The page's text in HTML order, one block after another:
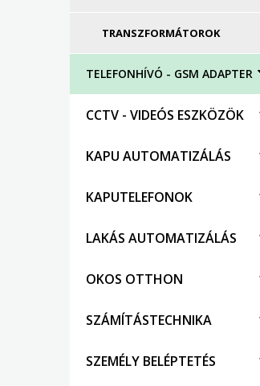
TRANSZFORMÁTOROK
TELEFONHÍVÓ - GSM ADAPTER
CCTV - VIDEÓS ESZKÖZÖK
KAPU AUTOMATIZÁLÁS
KAPUTELEFONOK
LAKÁS AUTOMATIZÁLÁS
OKOS OTTHON
SZÁMÍTÁSTECHNIKA
SZEMÉLY BELÉPTETÉS